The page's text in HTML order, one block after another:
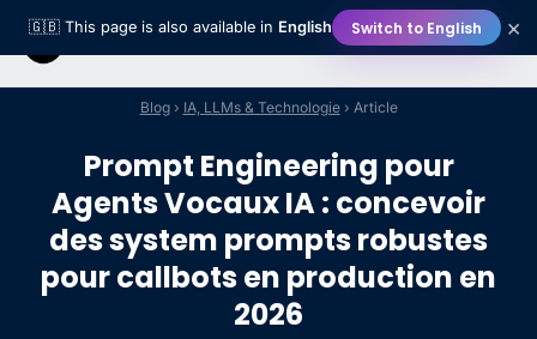
🇬🇧 This page is also available in English Switch to English ×
Blog› IA, LLMs & Technologie› Article
Prompt Engineering pour
Agents Vocaux IA : concevoir
des system prompts robustes
pour callbots en production en
2026